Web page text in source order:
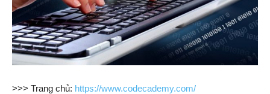
>>> Trang chủ: https://www.codecademy.com/